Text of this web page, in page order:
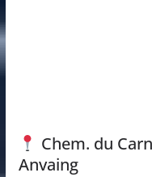
Chem. du
Anvaing